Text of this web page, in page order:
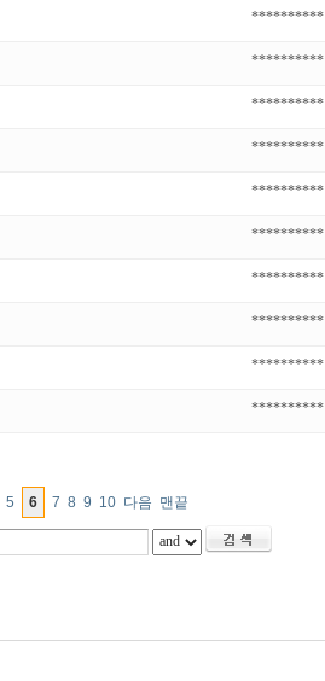
**********
**********
**********
**********
**********
**********
**********
**********
**********
**********
5 6 7 8 9 10 다음 맨끝